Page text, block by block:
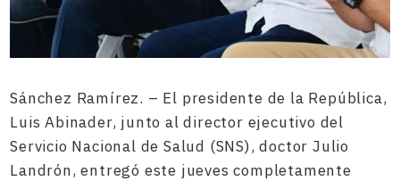
Sánchez Ramírez. – El presidente de la República,
Luis Abinader, junto al director ejecutivo del
Servicio Nacional de Salud (SNS), doctor Julio
Landrón, entregó este jueves completamente